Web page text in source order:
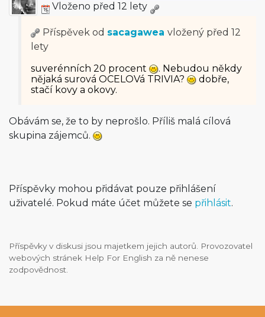
Vloženo před 12 lety
Příspěvek od sacagawea vložený před 12
lety
suverénních 20 procent
. Nebudou někdy
nějaká surová OCELOVá TRIVIA?
dobře,
stačí kovy a okovy.
Obávám se, že to by neprošlo. Příliš malá cílová
skupina zájemců.
Příspěvky mohou přidávat pouze přihlášení
uživatelé. Pokud máte účet můžete se přihlásit.
Příspěvky v diskusi jsou majetkem jejich autorů. Provozovatel
webových stránek Help For English za ně nenese
zodpovědnost.